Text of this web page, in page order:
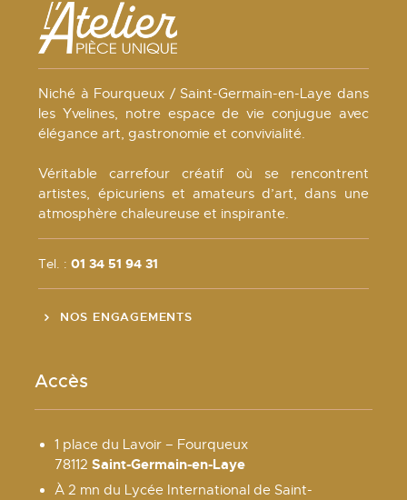
Niché à Fourqueux / Saint-Germain-en-Laye dans
les Yvelines, notre espace de vie conjugue avec
élégance art, gastronomie et convivialité.
Véritable carrefour créatif où se rencontrent
artistes, épicuriens et amateurs d’art, dans une
atmosphère chaleureuse et inspirante.
Tel. :01 34 51 94 31
NOS ENGAGEMENTS
Accès
1 place du Lavoir – Fourqueux
78112Saint-Germain-en-Laye
À 2 mn du Lycée International de Saint-